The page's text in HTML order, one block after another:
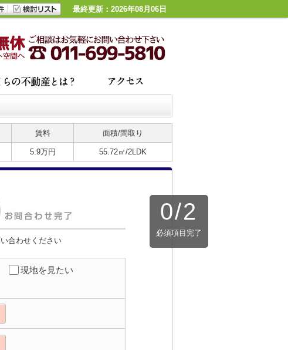
最終更新：2026年08月06日
賃料 面積/間取り
5.9万円 55.72㎡/2LDK
0/2
必須項目完了
合わせください
現地を見たい